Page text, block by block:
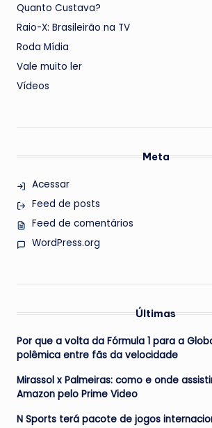
Quanto Custava?
Raio-X: Brasileirão na TV
Roda Mídia
Vale muito ler
Vídeos
Meta
Acessar
Feed de posts
Feed de comentários
WordPress.org
Últimas
Por que a volta da Fórmula 1 para a
polêmica entre fãs da velocidade
Mirassol x Palmeiras: como e onde
Amazon pelo Prime Video
N Sports terá pacote de jogos